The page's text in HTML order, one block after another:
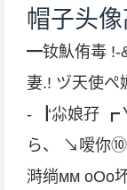
帽子头
━钕魜侑毒 !-
妻.! ヅ天使ぺ
-▕‘尛娘孖 ┏
ら、 ↘嗳你⑩
溡绱мм oΟo